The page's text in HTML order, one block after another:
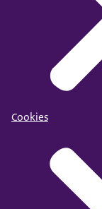
Cookies